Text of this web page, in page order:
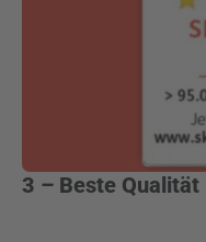
3 – Beste Qualität